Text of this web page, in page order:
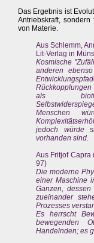
Das Ergebnis ist
Antriebskraft,
von Materie.
Aus Schlemm,
Lit-Verlag in
Kosmische
anderen
als
Menschen
jedoch würde
vorhanden sind.
Aus Fritjof Capra
97)
Die moderne
einer Maschine
Ganzen,
zueinander
Prozesses
Es herrscht
bewegenden
Handelnden; es